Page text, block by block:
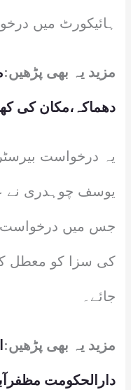
ہائیکورٹ میں
مزید یہ بھی پڑھیں:
دھماکہ،مکان کی
یہ درخواست
یوسف چوہدری نے
جس میں درخواست
کی سزا کو معطل
جائے۔
مزید یہ بھی پڑھیں:
دارالحکومت